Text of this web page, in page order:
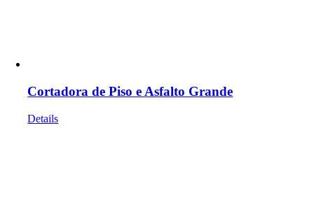
Cortadora de Piso e Asfalto Grande
Details